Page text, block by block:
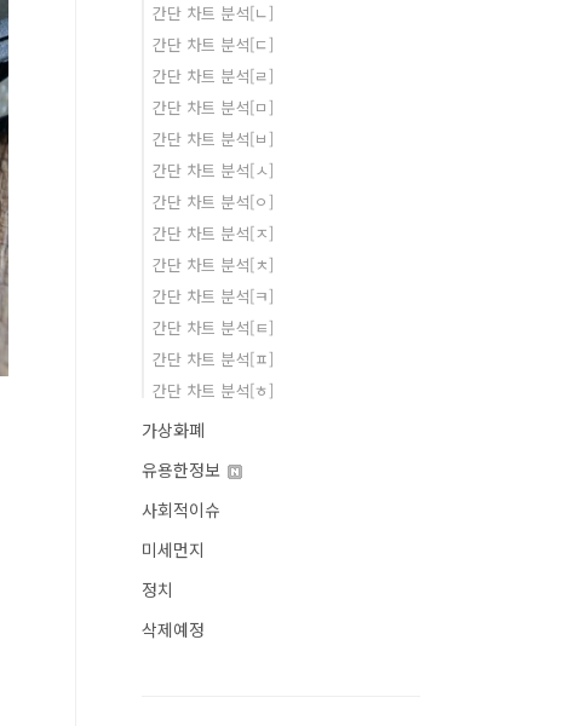
간단 차트 분석[ㄴ]
간단 차트 분석[ㄷ]
간단 차트 분석[ㄹ]
간단 차트 분석[ㅁ]
간단 차트 분석[ㅂ]
간단 차트 분석[ㅅ]
간단 차트 분석[ㅇ]
간단 차트 분석[ㅈ]
간단 차트 분석[ㅊ]
간단 차트 분석[ㅋ]
간단 차트 분석[ㅌ]
간단 차트 분석[ㅍ]
간단 차트 분석[ㅎ]
가상화폐
유용한정보
사회적이슈
미세먼지
정치
삭제예정